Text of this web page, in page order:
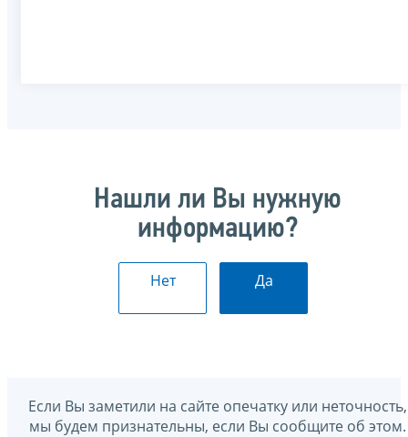
Нашли ли Вы нужную
информацию?
Нет Да
Если Вы заметили на сайте опечатку или неточность,
мы будем признательны, если Вы сообщите об этом.